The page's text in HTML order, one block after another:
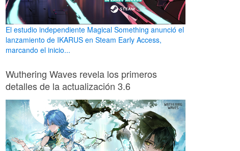
El estudio independiente Magical Something anunció el
lanzamiento de IKARUS en Steam Early Access,
marcando el inicio...
Wuthering Waves revela los primeros
detalles de la actualización 3.6